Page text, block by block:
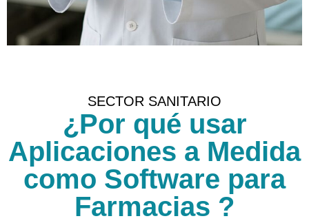
SECTOR SANITARIO
¿Por qué usar
Aplicaciones a Medida
como Software para
Farmacias ?